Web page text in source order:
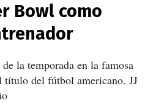
Bowl como
la temporada en la famosa
del fútbol americano. JJ